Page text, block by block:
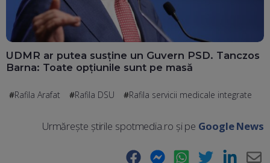
UDMR ar putea susține un Guvern PSD. Tanczos
Barna: Toate opțiunile sunt pe masă
Rafila Arafat Rafila DSU Rafila servicii medicale integrate
Urmărește știrile spotmedia.ro și pe Google News
Facebook Messenger WhatsApp Twitter LinkedIn